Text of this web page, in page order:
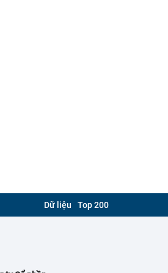
Dữ liệu Top 200